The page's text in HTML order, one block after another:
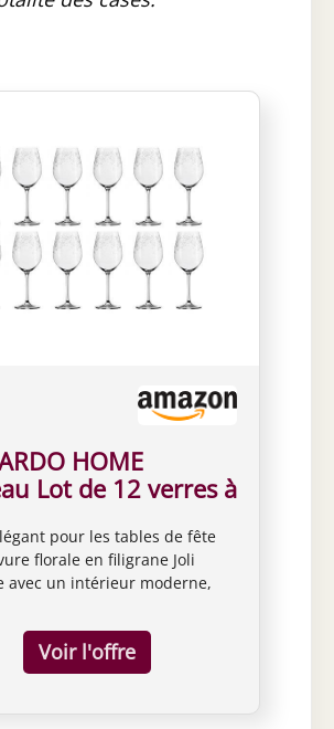
HOME
Lot de 12 verres à
pour les tables de fête
florale en filigrane Joli
avec un intérieur moderne,
: 90/240/90 mm - 510 ml 12